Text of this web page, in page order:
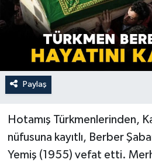
Paylaş
Hotamış Türkmenlerinden,
nüfusuna kayıtlı, Berber
Yemiş (1955) vefat etti.